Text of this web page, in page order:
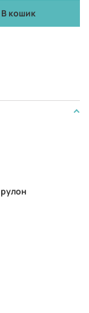
В кошик
рулон